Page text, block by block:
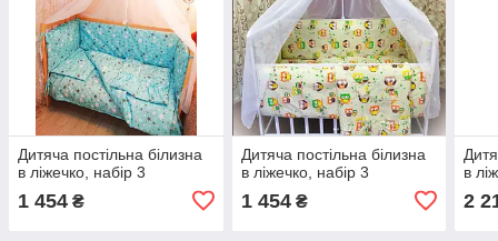
Дитяча постільна білизна
в ліжечко, набір 3
1 454 ₴
Дитяча постільна білизна
в ліжечко, набір 3
1 454₴
в
2